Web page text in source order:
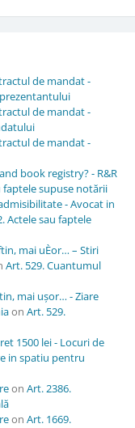
de mandat -
de mandat -
de mandat -
book registry? - R&R
faptele supuse notării
- Avocat in
Actele sau faptele
mai uÈor… – Stiri
Art. 529. Cuantumul
mai ușor… - Ziare
on Art. 529.
1500 lei - Locuri de
in spatiu pentru
on Art. 2386.
on Art. 1669.